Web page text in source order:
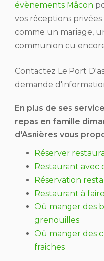
évènements Mâcon
vos réceptions
comme un mariage,
communion ou
Contactez Le Port
demande
En plus de ses
repas en famille
d'Asnières vous
Réserver
Restaurant avec
Réservation
Restaurant à
Où manger des
grenouilles
Où manger des
fraiches